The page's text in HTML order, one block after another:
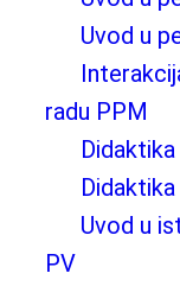
Uvod u
radu PPM
Didaktika
Uvod u
PV